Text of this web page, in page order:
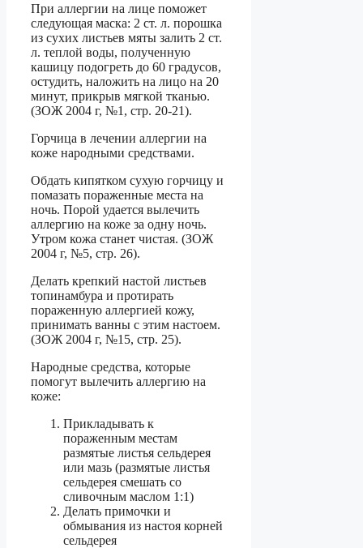
При аллергии на лице поможет
следующая маска: 2 ст. л. порошка
из сухих листьев мяты залить 2 ст.
л. теплой воды, полученную
кашицу подогреть до 60 градусов,
остудить, наложить на лицо на 20
минут, прикрыв мягкой тканью.
(ЗОЖ 2004 г, №1, стр. 20-21).
Горчица в лечении аллергии на
коже народными средствами.
Обдать кипятком сухую горчицу и
помазать пораженные места на
ночь. Порой удается вылечить
аллергию на коже за одну ночь.
Утром кожа станет чистая. (ЗОЖ
2004 г, №5, стр. 26).
Делать крепкий настой листьев
топинамбура и протирать
пораженную аллергией кожу,
принимать ванны с этим настоем.
(ЗОЖ 2004 г, №15, стр. 25).
Народные средства, которые
помогут вылечить аллергию на
коже:
Прикладывать к
пораженным местам
размятые листья сельдерея
или мазь (размятые листья
сельдерея смешать со
сливочным маслом 1:1)
Делать примочки и
обмывания из настоя корней
сельдерея